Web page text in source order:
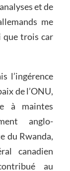
et de
me
que trois car
l’ingérence
de l’ONU,
à maintes
anglo-
du Rwanda,
canadien
au